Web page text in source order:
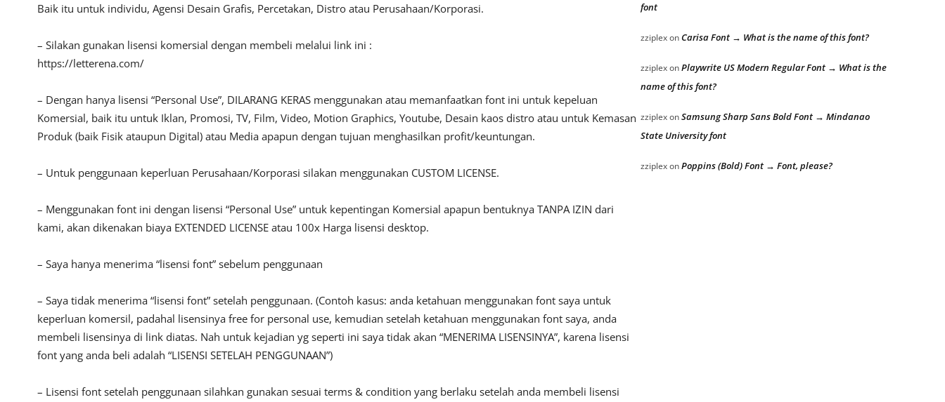
Baik itu untuk individu, Agensi Desain Grafis, Percetakan, Distro atau Perusahaan/Korporasi.
– Silakan gunakan lisensi komersial dengan membeli melalui link ini :
https://letterena.com/
– Dengan hanya lisensi “Personal Use”, DILARANG KERAS menggunakan atau memanfaatkan font ini untuk kepeluan
Komersial, baik itu untuk Iklan, Promosi, TV, Film, Video, Motion Graphics, Youtube, Desain kaos distro atau untuk Kemasan
Produk (baik Fisik ataupun Digital) atau Media apapun dengan tujuan menghasilkan profit/keuntungan.
– Untuk penggunaan keperluan Perusahaan/Korporasi silakan menggunakan CUSTOM LICENSE.
– Menggunakan font ini dengan lisensi “Personal Use” untuk kepentingan Komersial apapun bentuknya TANPA IZIN dari
kami, akan dikenakan biaya EXTENDED LICENSE atau 100x Harga lisensi desktop.
– Saya hanya menerima “lisensi font” sebelum penggunaan
– Saya tidak menerima “lisensi font” setelah penggunaan. (Contoh kasus: anda ketahuan menggunakan font saya untuk
keperluan komersil, padahal lisensinya free for personal use, kemudian setelah ketahuan menggunakan font saya, anda
membeli lisensinya di link diatas. Nah untuk kejadian yg seperti ini saya tidak akan “MENERIMA LISENSINYA”, karena lisensi
font yang anda beli adalah “LISENSI SETELAH PENGGUNAAN”)
– Lisensi font setelah penggunaan silahkan gunakan sesuai terms & condition yang berlaku setelah anda membeli lisensi
font
zziplexonCarisa Font → What is the name of this font?
zziplexonPlaywrite US Modern Regular Font → What is the
name of this font?
zziplexonSamsung Sharp Sans Bold Font → Mindanao
State University font
zziplexonPoppins (Bold) Font → Font, please?